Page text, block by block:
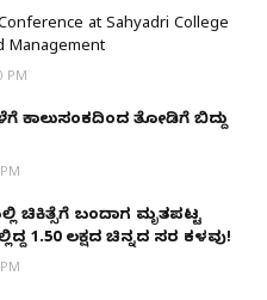
at Sahyadri College
Management
PM
ಕಾಲುಸಂಕದಿಂದ ತೋಡಿಗೆ ಬಿದ್ದು
ಚಿಕಿತ್ಸೆಗೆ ಬಂದಾಗ ಮೃತಪಟ್ಟ
₹1.50 ಲಕ್ಷದ ಚಿನ್ನದ ಸರ ಕಳವು!